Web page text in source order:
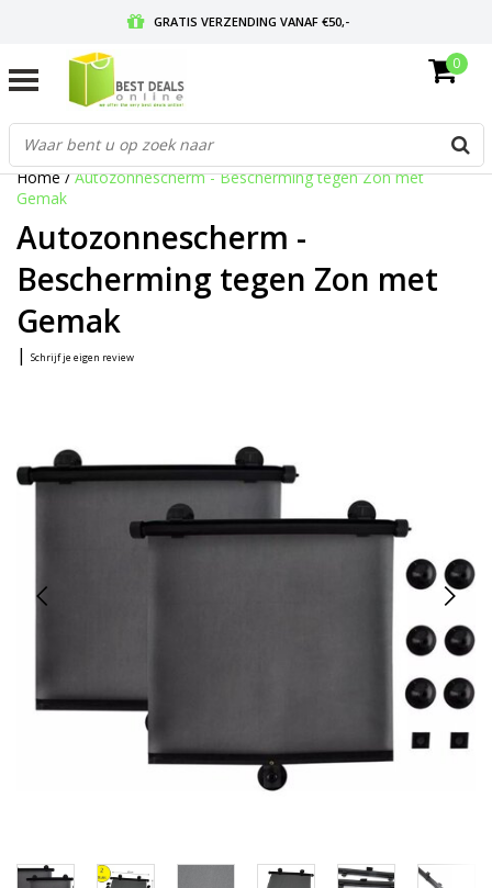
GRATIS VERZENDING VANAF €50,-
GRATIS RETOURNEREN EN 30 DAGEN BEDENKTIJD
0
Home/Autozonnescherm - Bescherming tegen Zon met
Gemak
Autozonnescherm -
Bescherming tegen Zon met
Gemak
| Schrijf je eigen review